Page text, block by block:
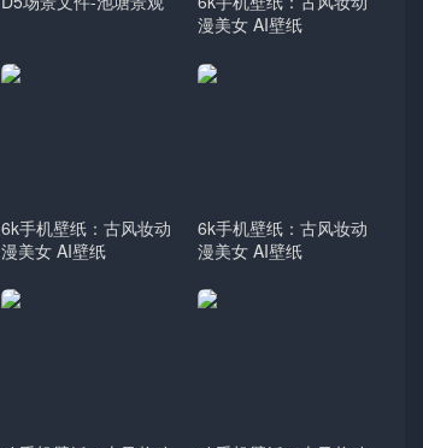
漫美女 AI壁纸
6k手机壁纸：古风妆动
漫美女 AI壁纸
6k手机壁纸：古风妆动
漫美女 AI壁纸